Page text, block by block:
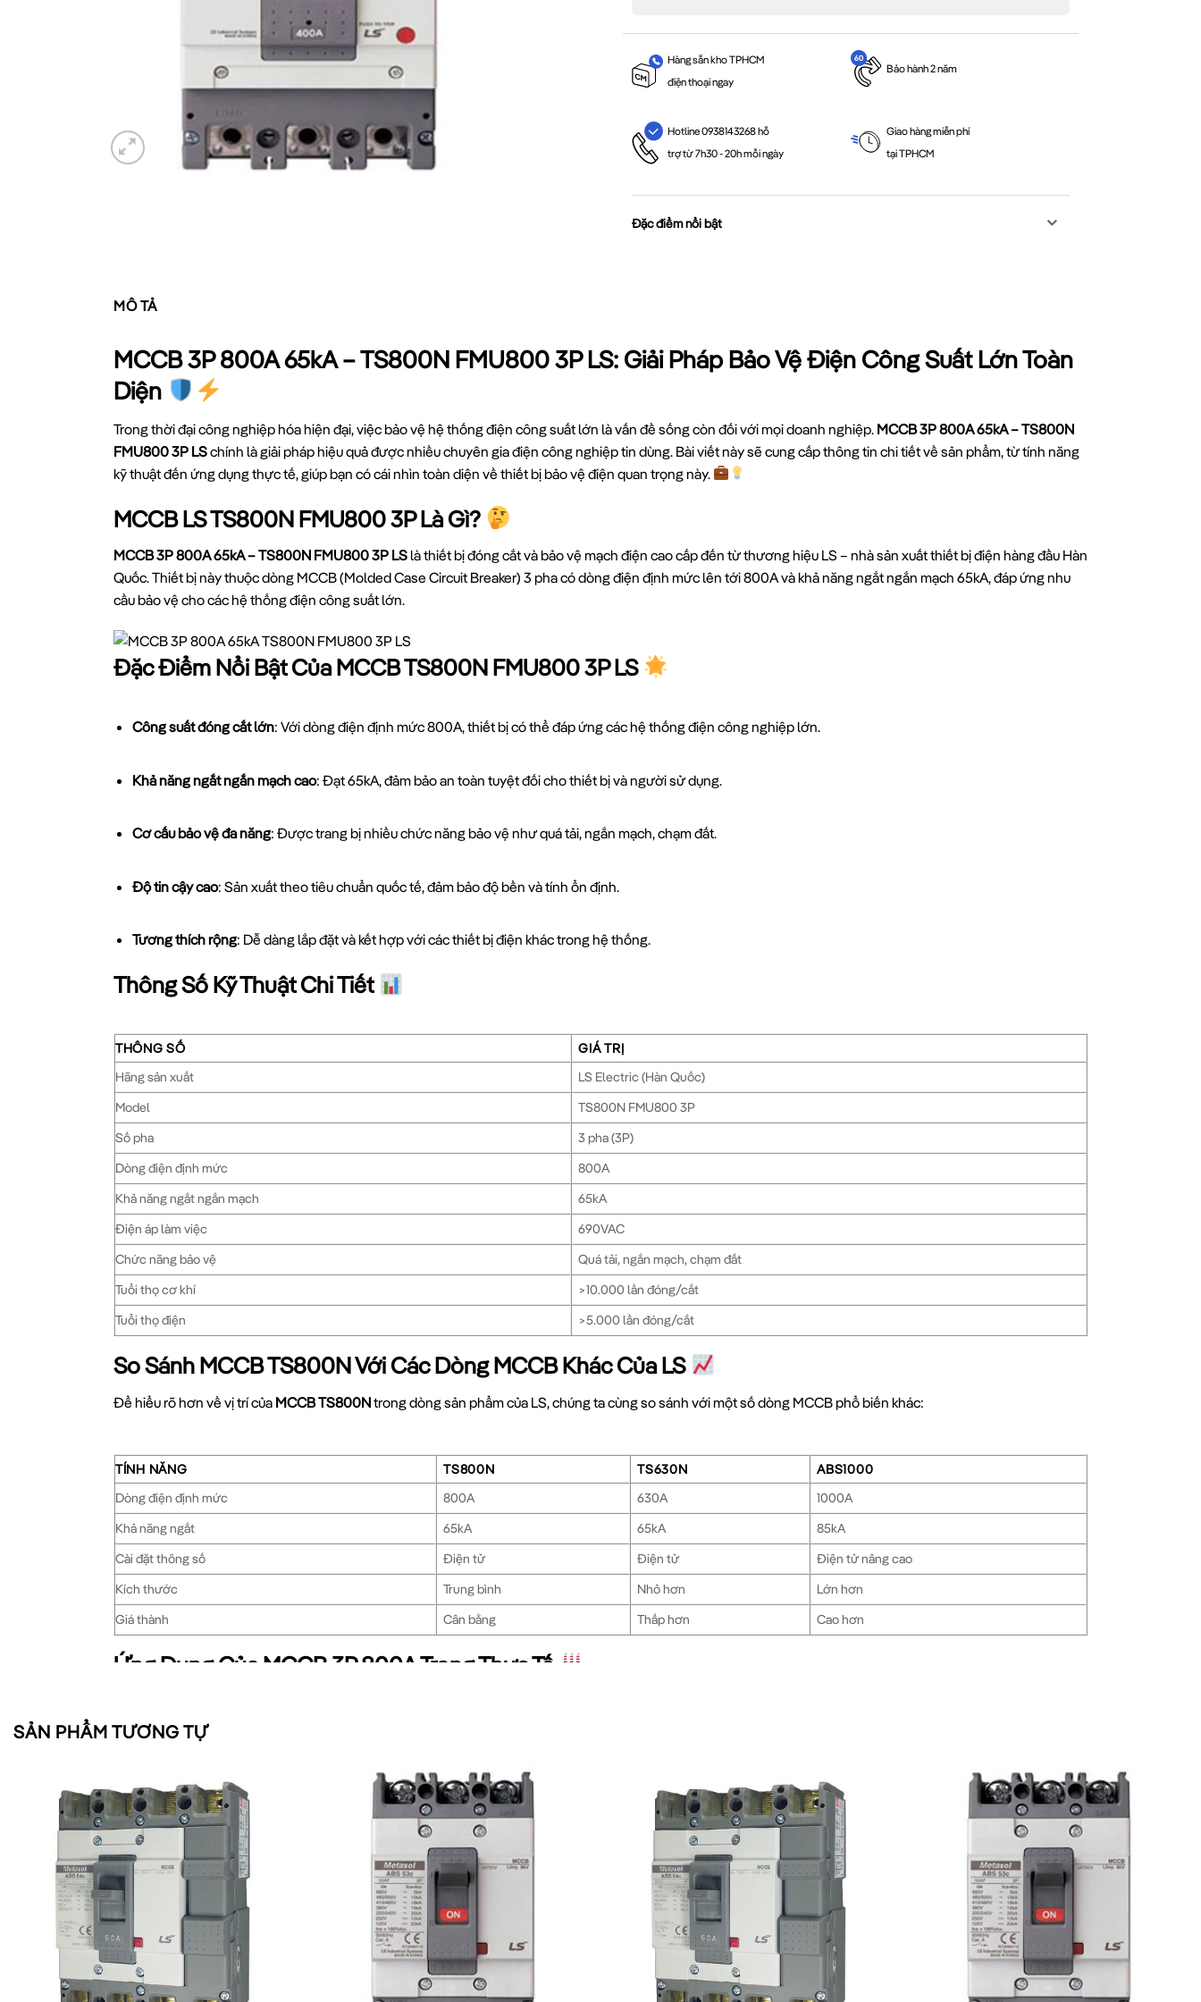
Hàng sẵn kho TPHCM
điện thoại ngay
Bảo hành 2 năm
Hotline 0938143268 hỗ
trợ từ 7h30 - 20h mỗi ngày
Giao hàng miễn phí
tại TPHCM
Đặc điểm nổi bật
MÔ TẢ
MCCB 3P 800A 65kA – TS800N FMU800 3P LS: Giải Pháp Bảo Vệ Điện Công Suất Lớn Toàn
Diện
Trong thời đại công nghiệp hóa hiện đại, việc bảo vệ hệ thống điện công suất lớn là vấn đề sống còn đối với mọi doanh nghiệp. MCCB 3P 800A 65kA – TS800N
FMU800 3P LSchính là giải pháp hiệu quả được nhiều chuyên gia điện công nghiệp tin dùng. Bài viết này sẽ cung cấp thông tin chi tiết về sản phẩm, từ tính năng
kỹ thuật đến ứng dụng thực tế, giúp bạn có cái nhìn toàn diện về thiết bị bảo vệ điện quan trọng này.
MCCB LS TS800N FMU800 3P Là Gì?
MCCB 3P 800A 65kA – TS800N FMU800 3P LS là thiết bị đóng cắt và bảo vệ mạch điện cao cấp đến từ thương hiệu LS – nhà sản xuất thiết bị điện hàng đầu Hàn
Quốc. Thiết bị này thuộc dòng MCCB (Molded Case Circuit Breaker) 3 pha có dòng điện định mức lên tới 800A và khả năng ngắt ngắn mạch 65kA, đáp ứng nhu
cầu bảo vệ cho các hệ thống điện công suất lớn.
Đặc Điểm Nổi Bật Của MCCB TS800N FMU800 3P LS
Công suất đóng cắt lớn: Với dòng điện định mức 800A, thiết bị có thể đáp ứng các hệ thống điện công nghiệp lớn.
Khả năng ngắt ngắn mạch cao: Đạt 65kA, đảm bảo an toàn tuyệt đối cho thiết bị và người sử dụng.
Cơ cấu bảo vệ đa năng: Được trang bị nhiều chức năng bảo vệ như quá tải, ngắn mạch, chạm đất.
Độ tin cậy cao: Sản xuất theo tiêu chuẩn quốc tế, đảm bảo độ bền và tính ổn định.
Tương thích rộng: Dễ dàng lắp đặt và kết hợp với các thiết bị điện khác trong hệ thống.
Thông Số Kỹ Thuật Chi Tiết
THÔNG SỐ
GIÁ TRỊ
Hãng sản xuất
LS Electric (Hàn Quốc)
Model
TS800N FMU800 3P
Số pha
3 pha (3P)
Dòng điện định mức
800A
Khả năng ngắt ngắn mạch
65kA
Điện áp làm việc
690VAC
Chức năng bảo vệ
Quá tải, ngắn mạch, chạm đất
Tuổi thọ cơ khí
>10.000 lần đóng/cắt
Tuổi thọ điện
>5.000 lần đóng/cắt
So Sánh MCCB TS800N Với Các Dòng MCCB Khác Của LS
Để hiểu rõ hơn về vị trí của MCCB TS800Ntrong dòng sản phẩm của LS, chúng ta cùng so sánh với một số dòng MCCB phổ biến khác:
TÍNH NĂNG TS800N TS630N
ABS1000
Dòng điện định mức
800A 630A
1000A
Khả năng ngắt
65kA 65kA
85kA
Cài đặt thông số
Điện tử Điện tử
Điện tử nâng cao
Kích thước
Trung bình Nhỏ hơn
Lớn hơn
Giá thành
Cân bằng Thấp hơn Cao hơn
Ứng Dụng Của MCCB 3P 800A Trong Thực Tế
Tòa nhà cao tầng : Làm thiết bị đóng cắt chính tại tủ điện tổng của các tòa nhà.
Trung tâm dữ liệu : Đảm bảo an toàn cho hệ thống máy chủ quan trọng.
Bệnh viện: Bảo vệ hệ thống điện cho các thiết bị y tế có giá trị cao.
Hệ thống năng lượng tái tạo : Dùng trong các trạm điện mặt trời, điện gió.
SẢN PHẨM TƯƠNG TỰ